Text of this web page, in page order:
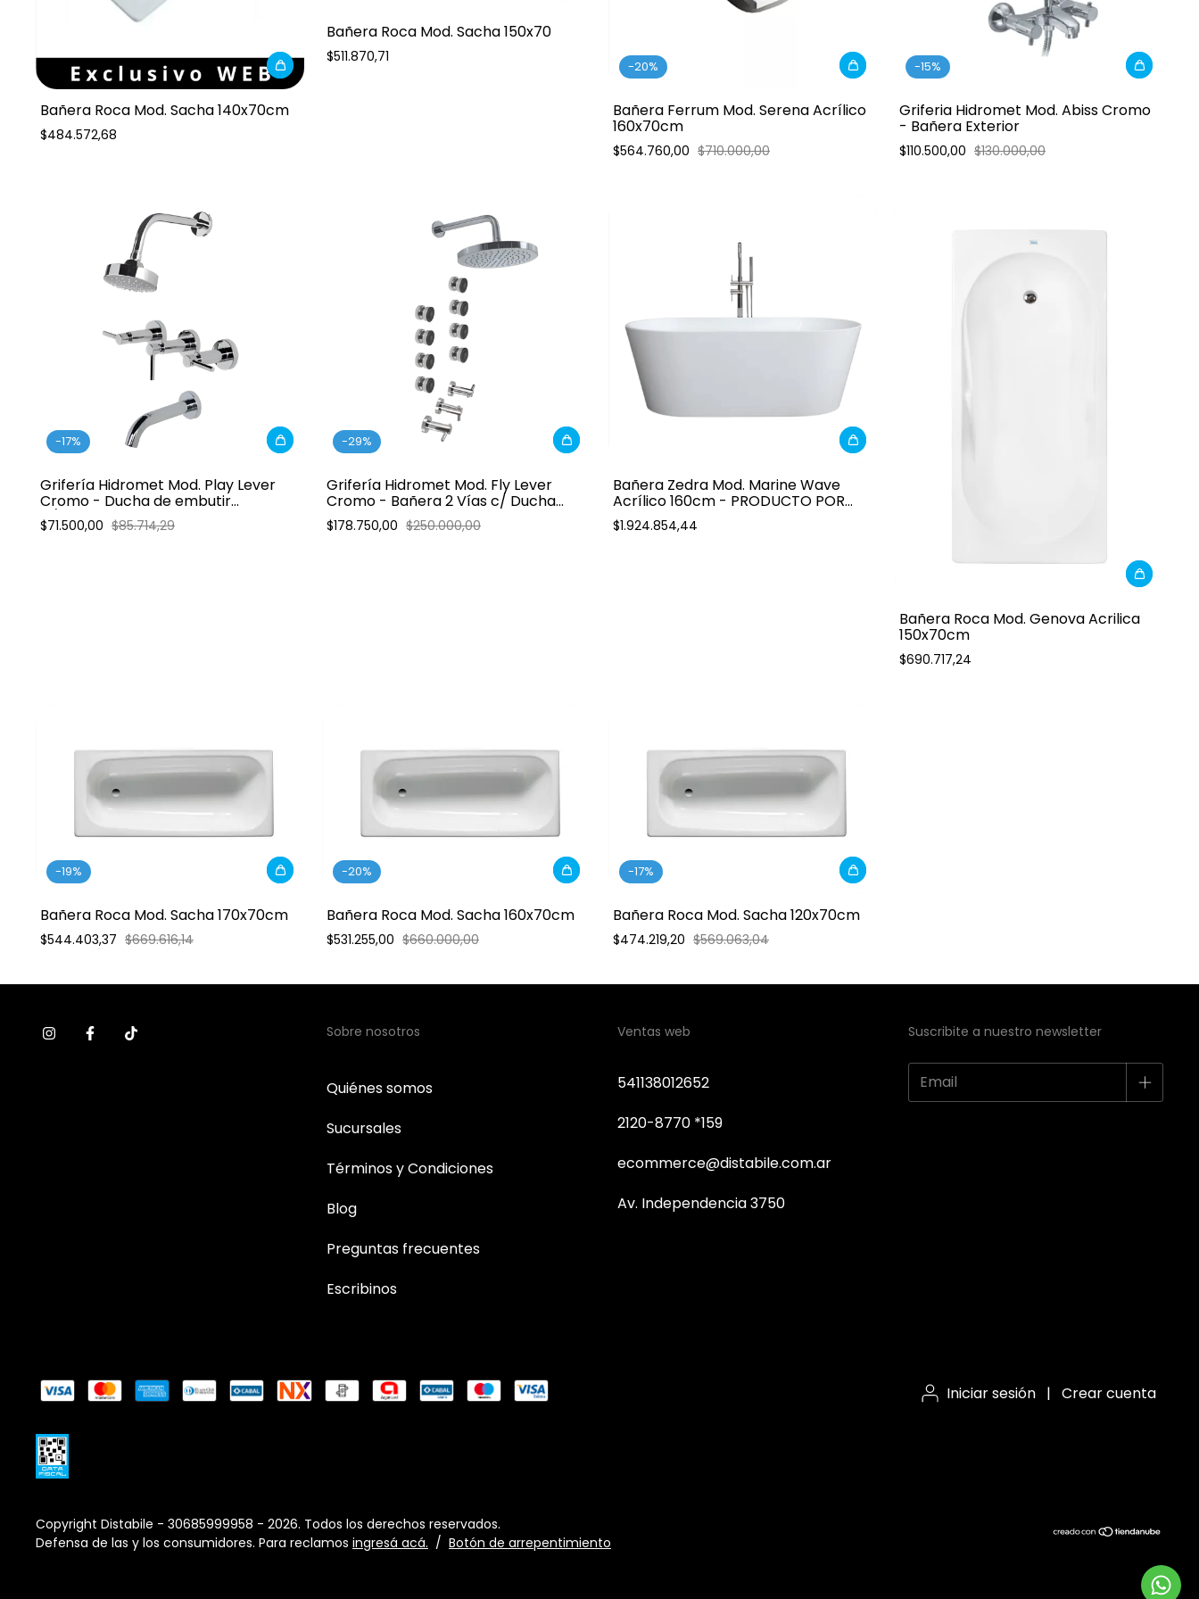
Bañera Roca Mod. Sacha 140x70cm
$484.572,68
Bañera Roca Mod. Sacha 150x70
$511.870,71
-20%
Bañera Ferrum Mod. Serena Acrílico
160x70cm
$564.760,00 $710.000,00
-15%
Griferia Hidromet Mod. Abiss Cromo
- Bañera Exterior
$110.500,00 $130.000,00
-17%
Grifería Hidromet Mod. Play Lever
Cromo - Ducha de embutir
C/Transf.
$71.500,00 $85.714,29
-29%
Grifería Hidromet Mod. Fly Lever
Cromo - Bañera 2 Vías c/ Ducha
Escocesa 8 Jets
$178.750,00 $250.000,00
Bañera Zedra Mod. Marine Wave
Acrílico 160cm - PRODUCTO POR
PEDIDO
$1.924.854,44
Bañera Roca Mod. Genova Acrilica
150x70cm
$690.717,24
-19%
Bañera Roca Mod. Sacha 170x70cm
$544.403,37 $669.616,14
-20%
Bañera Roca Mod. Sacha 160x70cm
$531.255,00 $660.000,00
-17%
Bañera Roca Mod. Sacha 120x70cm
$474.219,20 $569.063,04
Sobre nosotros
Quiénes somos
Sucursales
Términos y Condiciones
Blog
Preguntas frecuentes
Escribinos
Ventas web
541138012652
2120-8770 *159
ecommerce@distabile.com.ar
Av. Independencia 3750
Suscribite a nuestro newsletter
Iniciar sesión | Crear cuenta
Copyright Distabile - 30685999958 - 2026. Todos los derechos reservados.
Defensa de las y los consumidores. Para reclamos ingresá acá. / Botón de arrepentimiento